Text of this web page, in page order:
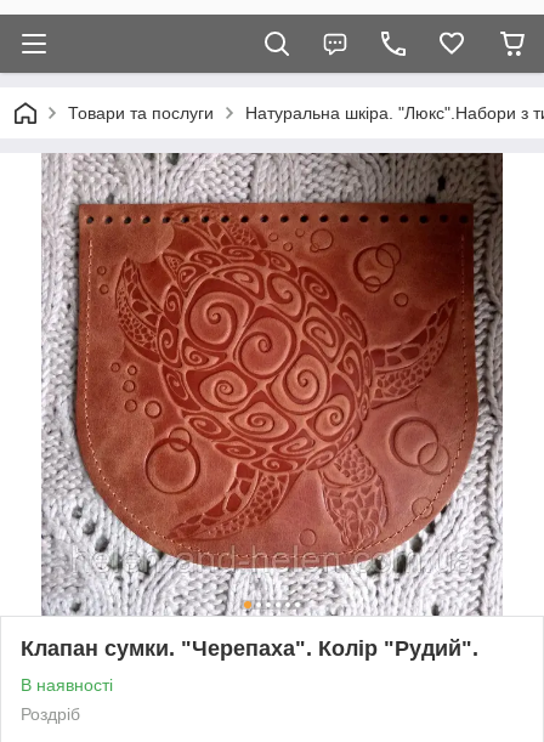
Товари та послуги Натуральна шкіра. "Люкс".Набори з
Клапан сумки. "Черепаха". Колір "Рудий".
В наявності
Роздріб